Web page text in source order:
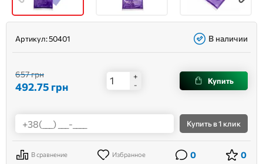
Артикул:50401 В наличии
657 грн
492.75 грн
+
-
Купить
Купитьв 1 клик
В сравнение Избранное 0 0